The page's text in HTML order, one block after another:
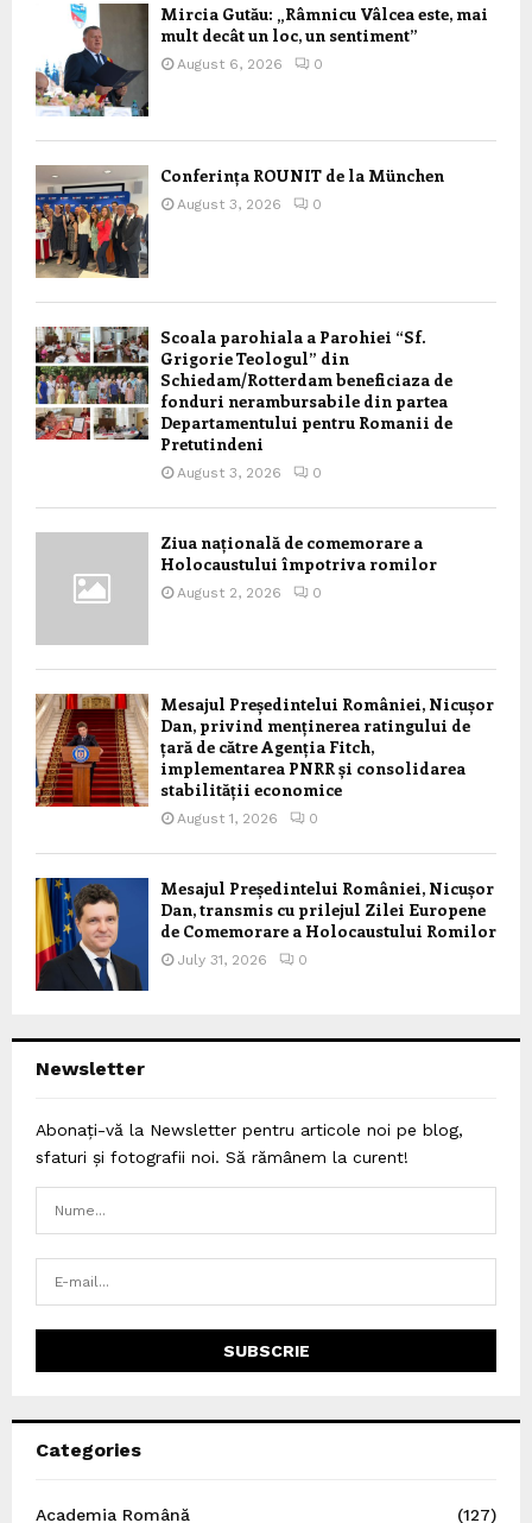
Mircia Gutău: „Râmnicu Vâlcea este, mai
mult decât un loc, un sentiment”
August 6, 2026 0
Conferința ROUNIT de la München
August 3, 2026 0
Scoala parohiala a Parohiei “Sf.
Grigorie Teologul” din
Schiedam/Rotterdam beneficiaza de
fonduri nerambursabile din partea
Departamentului pentru Romanii de
Pretutindeni
August 3, 2026 0
Ziua națională de comemorare a
Holocaustului împotriva romilor
August 2, 2026 0
Mesajul Președintelui României, Nicușor
Dan, privind menținerea ratingului de
țară de către Agenția Fitch,
implementarea PNRR și consolidarea
stabilității economice
August 1, 2026 0
Mesajul Președintelui României, Nicușor
Dan, transmis cu prilejul Zilei Europene
de Comemorare a Holocaustului Romilor
July 31, 2026 0
Newsletter
Abonați-vă la Newsletter pentru articole noi pe blog,
sfaturi și fotografii noi. Să rămânem la curent!
Categories
Academia Română (127)